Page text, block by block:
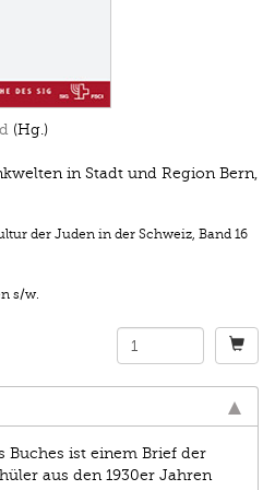
(Hg.)
in Stadt und Region Bern,
der Juden in der Schweiz, Band 16
s/w.
Buches ist einem Brief der
aus den 1930er Jahren